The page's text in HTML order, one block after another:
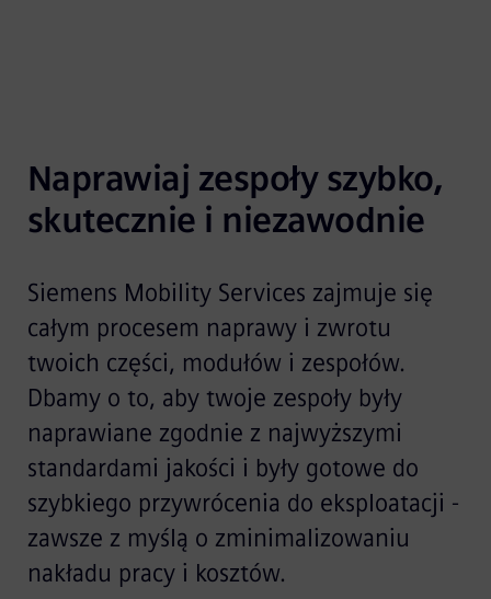
Naprawiaj zespoły szybko,
skutecznie i niezawodnie
Siemens Mobility Services zajmuje się
całym procesem naprawy i zwrotu
twoich części, modułów i zespołów.
Dbamy o to, aby twoje zespoły były
naprawiane zgodnie z najwyższymi
standardami jakości i były gotowe do
szybkiego przywrócenia do eksploatacji -
zawsze z myślą o zminimalizowaniu
nakładu pracy i kosztów.